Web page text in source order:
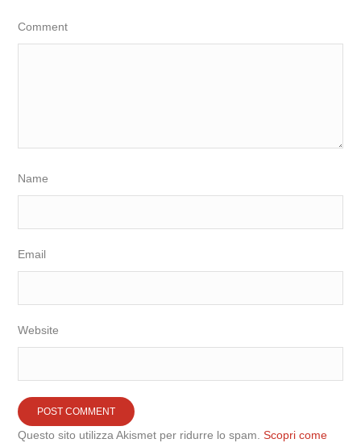
Comment
Name
Email
Website
Questo sito utilizza Akismet per ridurre lo spam.Scopri come